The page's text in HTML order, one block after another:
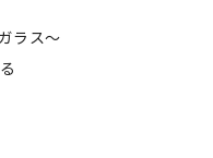
ラス～